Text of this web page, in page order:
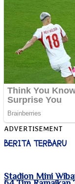
ADVERTISEMENT
BERITA TERBARU
Stadion Mini